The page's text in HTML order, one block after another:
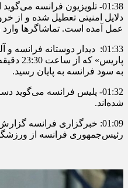
01:38- تلویزیون فرانسه
دلایل امنیتی تعطیل شده و از
عمل آمده است. تماشاگرها وارد
01:33: دیدار دوستانه
پاریس»
به سود فرانسه به پایان رسید.
شده‌اند.
01:09: خبرگزاری فرانسه
رئیس‌جمهوری فرانسه از